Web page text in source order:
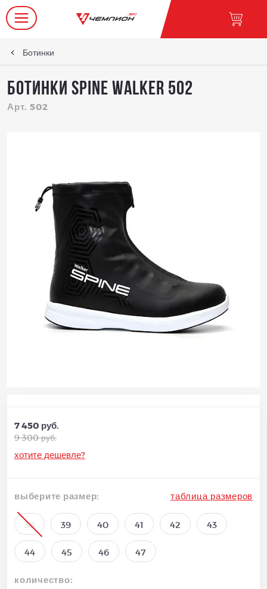
Ботинки
Ботинки SPINE Walker 502
Арт. 502
7 450 руб.
9 300 руб.
хотите дешевле?
выберите размер: таблица размеров
38 39 40 41 42 43
44 45 46 47
количество: